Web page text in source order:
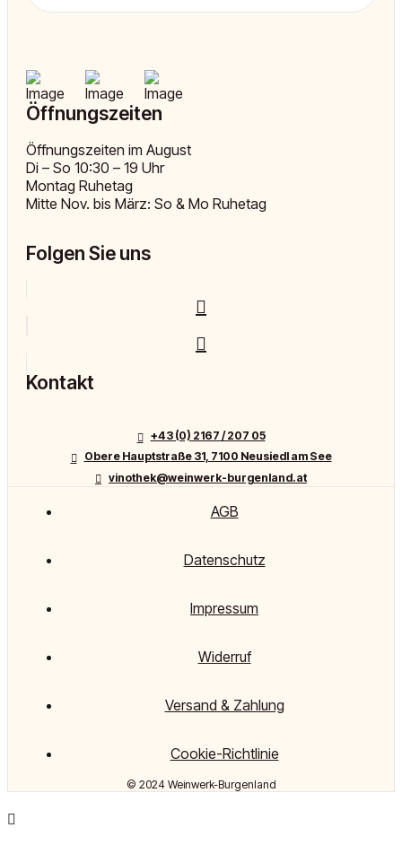
Öffnungszeiten
Öffnungszeiten im August
Di – So 10:30 – 19 Uhr
Montag Ruhetag
Mitte Nov. bis März: So & Mo Ruhetag
Folgen Sie uns
Kontakt
+43 (0) 2167 / 207 05
Obere Hauptstraße 31, 7100 Neusiedl am See
vinothek@weinwerk-burgenland.at
© 2024 Weinwerk-Burgenland
AGB
Datenschutz
Impressum
Widerruf
Versand & Zahlung
Cookie-Richtlinie